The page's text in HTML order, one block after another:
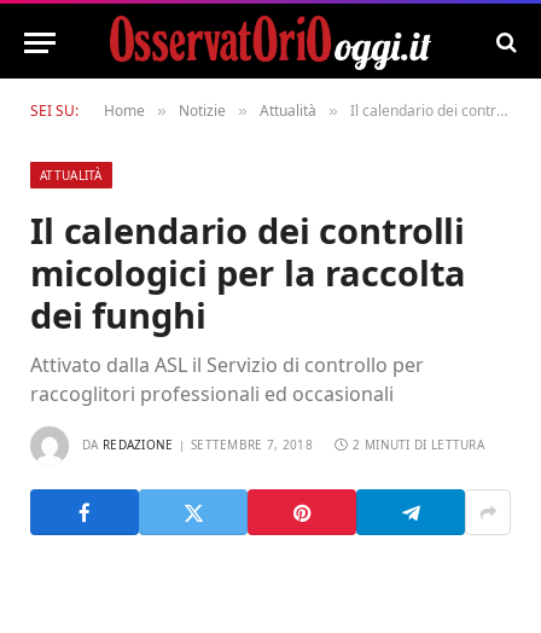
SEI SU: Home » Notizie » Attualità » Il calendario dei controlli micologici per la raccolta dei funghi
ATTUALITÀ
Il calendario dei controlli
micologici per la raccolta
dei funghi
Attivato dalla ASL il Servizio di controllo per
raccoglitori professionali ed occasionali
DA REDAZIONE SETTEMBRE 7, 2018 2 MINUTI DI LETTURA